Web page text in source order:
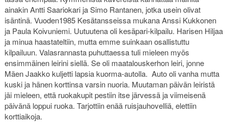
ainakin Antti Saariokari ja Simo Rantanen, jotka usein olivat
isäntinä. Vuoden1985 Kesätansseissa mukana Anssi Kukkonen
ja Paula Koivuniemi. Uutuutena oli kesäpari-kilpailu. Harisen Hiljaa
ja minua haastateltiin, mutta emme suinkaan osallistuttu
kilpailuun. Valasrannasta puhuttaessa tuli mieleen myös
ensimmäinen leirini siellä. Se oli maatalouskerhon leiri, jonne
Mäen Jaakko kuljetti lapsia kuorma-autolla. Auto oli vanha mutta
kuski ja hänen korttinsa varsin nuoria. Muutaman päivän leiristä
jäi mieleen, että ruokakupit pestiin itse järvessä ja viimeisenä
päivänä loppui ruoka. Tarjottiin enää ruisjauhovelliä, elettiin
korttiaikoja.